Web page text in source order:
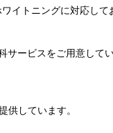
イトニングに対応し
ービスをご用意し
供しています。